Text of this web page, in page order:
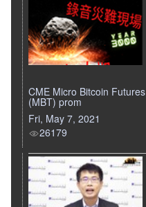
CME Micro Bitcoin Futures
(MBT) prom
Fri, May 7, 2021
26179